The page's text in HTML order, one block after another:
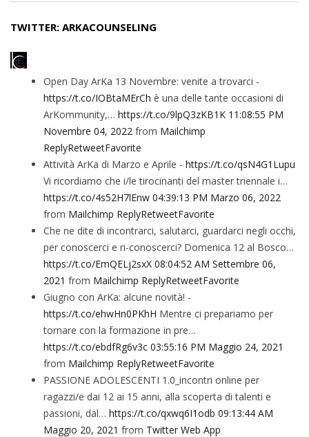
TWITTER: ARKACOUNSELING
Open Day ArKa 13 Novembre: venite a trovarci -
https://t.co/IOBtaMErCh è una delle tante occasioni di
ArKommunity,… https://t.co/9lpQ3zKB1K 11:08:55 PM
Novembre 04, 2022 from Mailchimp
ReplyRetweetFavorite
Attività ArKa di Marzo e Aprile - https://t.co/qsN4G1Lupu
Vi ricordiamo che i/le tirocinanti del master triennale i…
https://t.co/4s52H7lEnw 04:39:13 PM Marzo 06, 2022
from Mailchimp ReplyRetweetFavorite
Che ne dite di incontrarci, salutarci, guardarci negli occhi,
per conoscerci e ri-conoscerci? Domenica 12 al Bosco…
https://t.co/EmQELj2sxX 08:04:52 AM Settembre 06,
2021 from Mailchimp ReplyRetweetFavorite
Giugno con ArKa: alcune novità! -
https://t.co/ehwHn0PKhH Mentre ci prepariamo per
tornare con la formazione in pre…
https://t.co/ebdfRg6v3c 03:55:16 PM Maggio 24, 2021
from Mailchimp ReplyRetweetFavorite
PASSIONE ADOLESCENTI 1.0_incontri online per
ragazzi/e dai 12 ai 15 anni, alla scoperta di talenti e
passioni, dal… https://t.co/qxwq6I1odb 09:13:44 AM
Maggio 20, 2021 from Twitter Web App